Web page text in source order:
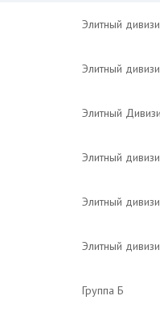
Элитный
Элитный
Элитный
Элитный
Элитный
Элитный
Группа Б